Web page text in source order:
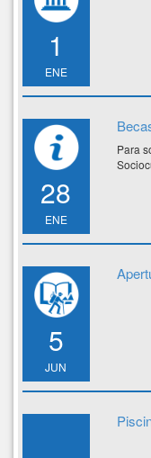
1
ENE
28
ENE
Para
5
JUN